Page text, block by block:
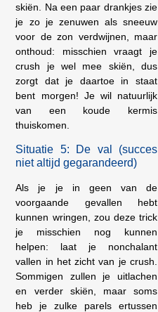
skiën. Na een paar drankjes zie
je zo je zenuwen als sneeuw
voor de zon verdwijnen, maar
onthoud: misschien vraagt je
crush je wel mee skiën, dus
zorgt dat je daartoe in staat
bent morgen! Je wil natuurlijk
van een koude kermis
thuiskomen.
Situatie 5: De val (succes
niet altijd gegarandeerd)
Als je je in geen van de
voorgaande gevallen hebt
kunnen wringen, zou deze trick
je misschien nog kunnen
helpen: laat je nonchalant
vallen in het zicht van je crush.
Sommigen zullen je uitlachen
en verder skiën, maar soms
heb je zulke parels ertussen